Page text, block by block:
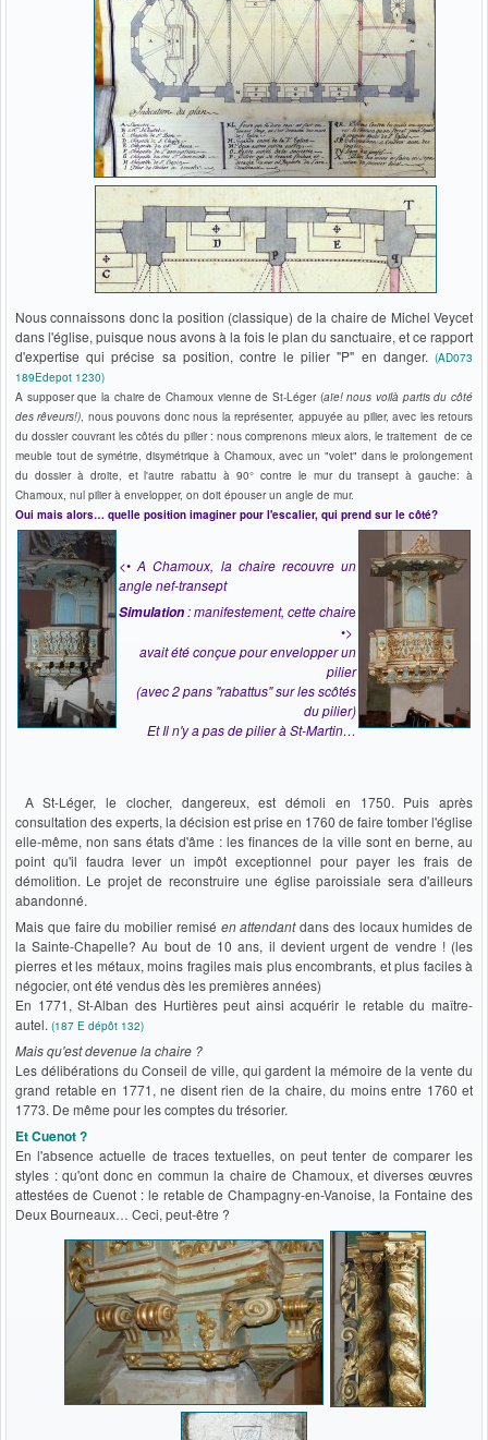
Nous connaissons donc la position (classique) de la chaire de Michel Veycet
dans l'église, puisque nous avons à la fois le plan du sanctuaire, et ce rapport
d'expertise qui précise sa position, contre le pilier "P" en danger. (AD073
189Edepot 1230)
A supposer que la chaire de Chamoux vienne de St-Léger (aïe! nous voilà partis du côté
des rêveurs!), nous pouvons donc nous la représenter, appuyée au pilier, avec les retours
du dossier couvrant les côtés du pilier : nous comprenons mieux alors, le traitement de ce
meuble tout de symétrie, disymétrique à Chamoux, avec un "volet" dans le prolongement
du dossier à droite, et l'autre rabattu à 90° contre le mur du transept à gauche: à
Chamoux, nul pilier à envelopper, on doit épouser un angle de mur.
Oui mais alors… quelle position imaginer pour l'escalier, qui prend sur le côté?
<•A Chamoux, la chaire recouvre un
angle nef-transept
Simulation : manifestement, cette chaire
•>
avait été conçue pour envelopper un
pilier
(avec 2 pans "rabattus" sur les scôtés
du pilier)
Et Il n'y a pas de pilier à St-Martin…
A St-Léger, le clocher, dangereux, est démoli en 1750. Puis après
consultation des experts, la décision est prise en 1760 de faire tomber l'église
elle-même, non sans états d'âme : les finances de la ville sont en berne, au
point qu'il faudra lever un impôt exceptionnel pour payer les frais de
démolition. Le projet de reconstruire une église paroissiale sera d'ailleurs
abandonné.
Mais que faire du mobilier remisé en attendantdans des locaux humides de
la Sainte-Chapelle? Au bout de 10 ans, il devient urgent de vendre ! (les
pierres et les métaux, moins fragiles mais plus encombrants, et plus faciles à
négocier, ont été vendus dès les premières années)
En 1771, St-Alban des Hurtières peut ainsi acquérir le retable du maître-
autel. (187 E dépôt 132)
Mais qu'est devenue la chaire ?
Les délibérations du Conseil de ville, qui gardent la mémoire de la vente du
grand retable en 1771, ne disent rien de la chaire, du moins entre 1760 et
1773. De même pour les comptes du trésorier.
Et Cuenot ?
En l'absence actuelle de traces textuelles, on peut tenter de comparer les
styles : qu'ont donc en commun la chaire de Chamoux, et diverses œuvres
attestées de Cuenot : le retable de Champagny-en-Vanoise, la Fontaine des
Deux Bourneaux… Ceci, peut-être ?